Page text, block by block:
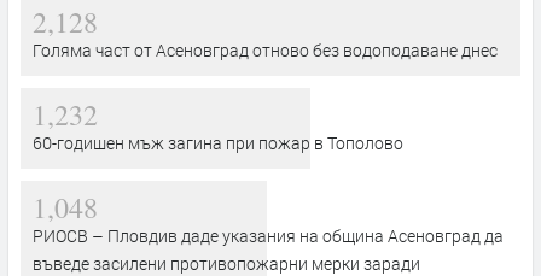
2,128
Голяма част от Асеновград отново без водоподаване днес
1,232
60-годишен мъж загина при пожар в Тополово
1,048
РИОСВ – Пловдив даде указания на община Асеновград да
въведе засилени противопожарни мерки заради